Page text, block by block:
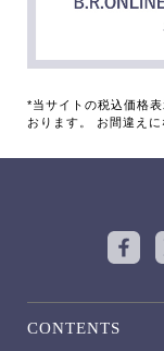
*当サイトの税込価格
おります。 お間違え
CONTENTS